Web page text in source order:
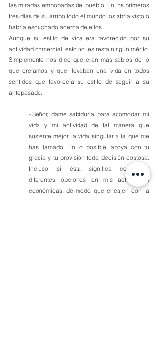
las miradas embobadas del pueblo. En los primeros
tres días de su arribo todo el mundo los abría visto o
habría escuchado acerca de ellos.
Aunque su estilo de vida era favorecido por su
actividad comercial, esto no les resta ningún mérito.
Simplemente nos dice que eran más sabios de lo
que creíamos y que llevaban una vida en todos
sentidos que favorecía su estilo de seguir a su
antepasado.
«Señor, dame sabiduría para acomodar mi
vida y mi actividad de tal manera que
sustente mejor la vida singular a la que me
has llamado. En lo posible, apoya con tu
gracia y tu provisión toda decisión costosa.
Incluso si ésta significa considerar
diferentes opciones en mis actividades
económicas, de modo que encajen con la